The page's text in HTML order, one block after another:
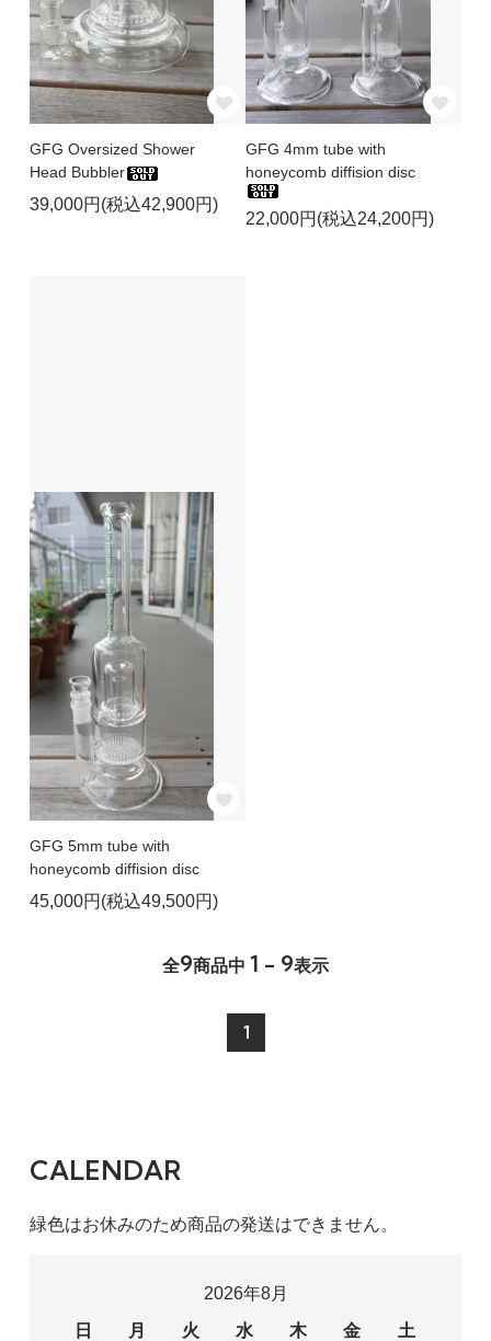
GFG Oversized Shower
Head Bubbler
39,000円(税込42,900円)
GFG 4mm tube with
honeycomb diffision disc
22,000円(税込24,200円)
GFG 5mm tube with
honeycomb diffision disc
45,000円(税込49,500円)
全9商品中 1 - 9表示
1
CALENDAR
緑色はお休みのため商品の発送はできません。
2026年8月
日
月 火 水 木 金 土